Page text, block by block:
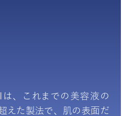
は、これまでの美容液の
えた製法で、肌の表面だ